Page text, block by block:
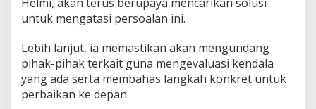
untuk mengatasi persoalan ini.
Lebih lanjut, ia memastikan akan mengundang
pihak-pihak terkait guna mengevaluasi kendala
yang ada serta membahas langkah konkret untuk
perbaikan ke depan.